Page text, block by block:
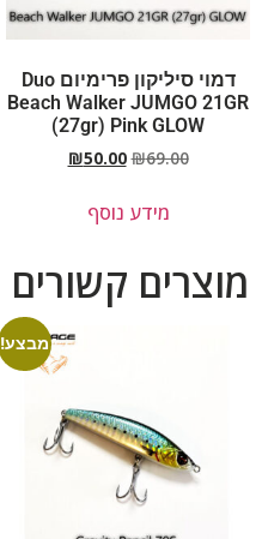
דמוי סיליקון פרימיום Duo
Beach Walker JUMGO 21GR
(27gr) Pink GLOW
₪69.00
₪50.00
מידע נוסף
מוצרים קשורים
מבצע!